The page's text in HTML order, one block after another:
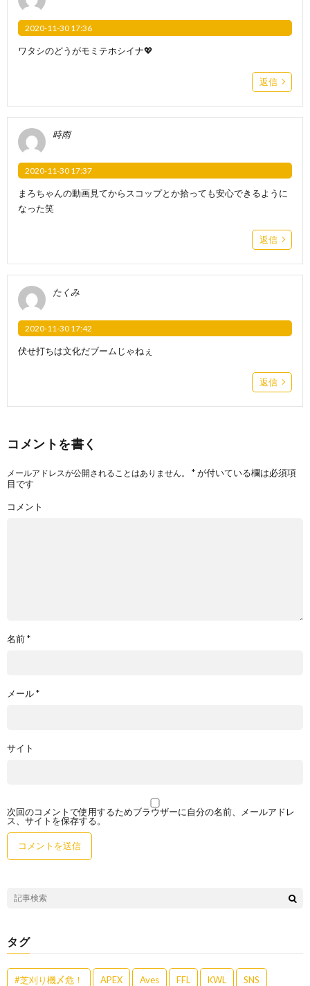
2020-11-30 17:36
ワタシのどうがモミテホシイナ💖
返信
時雨
2020-11-30 17:37
まろちゃんの動画見てからスコップとか拾っても安心できるように
なった笑
返信
たくみ
2020-11-30 17:42
伏せ打ちは文化だブームじゃねぇ
返信
コメントを書く
メールアドレスが公開されることはありません。 *が付いている欄は必須項
目です
コメント
名前*
メール*
サイト
次回のコメントで使用するためブラウザーに自分の名前、メールアドレ
ス、サイトを保存する。
タグ
#芝刈り機〆危！ APEX Aves FFL KWL SNS